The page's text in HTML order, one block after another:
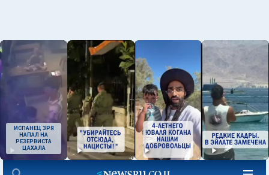
ИСПАНЕЦ ЗРЯ
НАПАЛ НА
РЕЗЕРВИСТА
ЦАХАЛА